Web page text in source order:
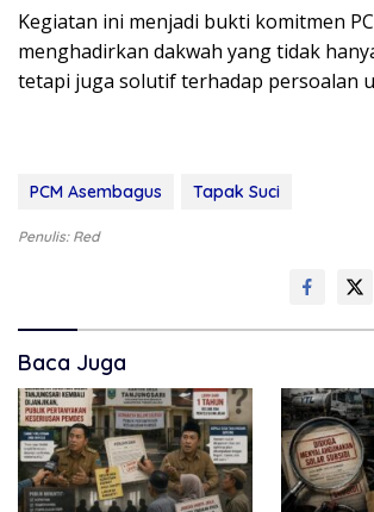
Kegiatan ini menjadi bukti komitmen
menghadirkan dakwah yang tidak
tetapi juga solutif terhadap persoalan
PCM Asembagus Tapak Suci
Penulis: Red
Baca Juga